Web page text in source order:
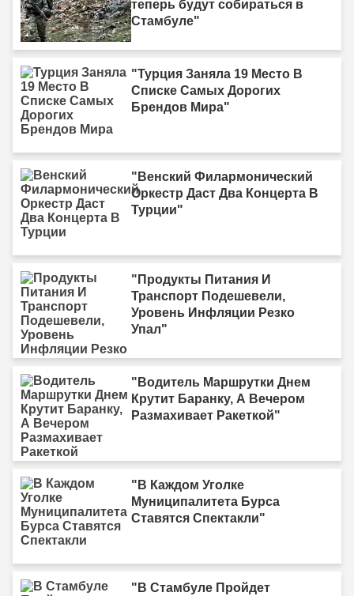
теперь будут собираться в
Стамбуле"
"Турция Заняла 19 Место В
Списке Самых Дорогих
Брендов Мира"
"Венский Филармонический
Оркестр Даст Два Концерта В
Турции"
"Продукты Питания И
Транспорт Подешевели,
Уровень Инфляции Резко
Упал"
"Водитель Маршрутки Днем
Крутит Баранку, А Вечером
Размахивает Ракеткой"
"В Каждом Уголке
Муниципалитета Бурса
Ставятся Спектакли"
"В Стамбуле Пройдет